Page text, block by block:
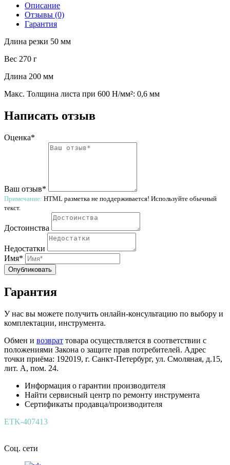
Описание
Отзывы (0)
Гарантия
Длина резки 50 мм
Вес 270 г
Длина 200 мм
Макс. Толщина листа при 600 Н/мм²: 0,6 мм
Написать отзыв
Оценка*
Ваш отзыв*
Примечание: HTML разметка не поддерживается! Используйте обычный
текст.
Достоинства
Недостатки
Имя*
Опубликовать
Гарантия
У нас вы можете получить онлайн-консультацию по выбору и
комплектации, инструмента.
Обмен и возврат товара осуществляется в соответствии с
положениями Закона о защите прав потребителей. Адрес
точки приёма: 192019, г. Санкт-Петербург, ул. Смоляная, д.15,
лит. А, пом. 24.
Информация о гарантии производителя
Найти сервисный центр по ремонту инструмента
Сертификаты продавца/производителя
ETK-407413
Соц. сети